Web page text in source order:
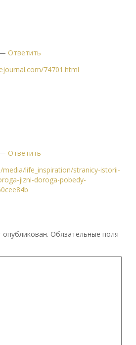
Ответить
74701.html
Ответить
media/life_inspiration/stranicy-istorii-
jizni-doroga-pobedy-
Обязательные поля